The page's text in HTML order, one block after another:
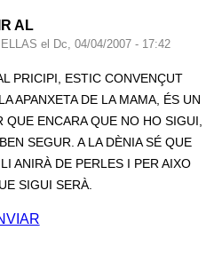
AL
el Dc, 04/04/2007 - 17:42
PRICIPI, ESTIC CONVENÇUT
APANXETA DE LA MAMA, ÉS UN
QUE ENCARA QUE NO HO SIGUI,
SEGUR. A LA DÈNIA SÉ QUE
ANIRÀ DE PERLES I PER AIXO
SIGUI SERÀ.